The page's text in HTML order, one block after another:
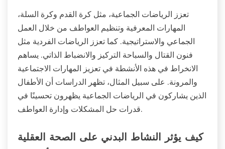
تعزز الرياضات الجماعية، مثل كرة القدم وكرة السلة،
المهارات المعرفية وتنظيم العواطف من خلال العمل
الجماعي والاستراتيجية. كما تعزز الرياضات الفردية مثل
فنون القتال والسباحة التركيز والانضباط الذاتي. يساهم
الانخراط في هذه الأنشطة في تعزيز المهارات الاجتماعية
والمرونة. على سبيل المثال، تظهر الدراسات أن الأطفال
الذين يشاركون في الرياضات الجماعية يظهرون تحسينًا في
قدرات حل المشكلات وإدارة العواطف.
كيف يؤثر النشاط البدني على الصحة العقلية